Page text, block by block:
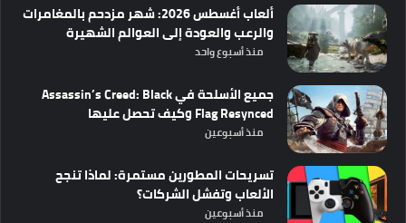
ألعاب أغسطس 2026: شهر مزدحم بالمغامرات
والرعب والعودة إلى العوالم الشهيرة
منذ أسبوع واحد
جميع الأسلحة في Assassin’s Creed: Black
Flag Resynced وكيف تحصل عليها
منذ أسبوعين
تسريحات المطورين مستمرة: لماذا تنجح
الألعاب وتفشل الشركات؟
منذ أسبوعين